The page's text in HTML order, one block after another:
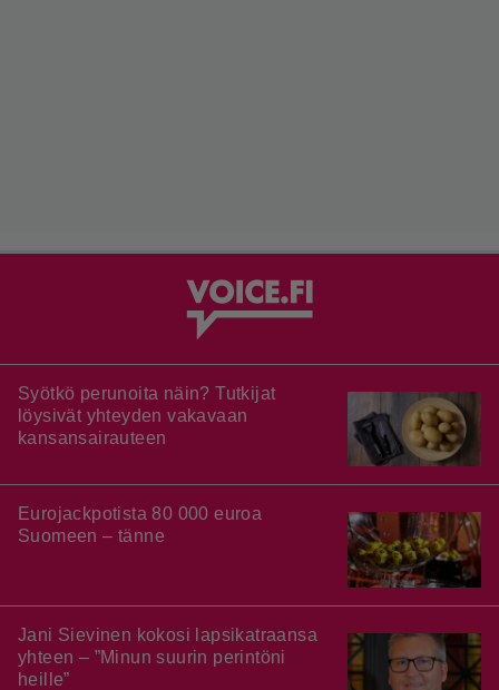
Syötkö perunoita näin? Tutkijat
löysivät yhteyden vakavaan
kansansairauteen
Eurojackpotista 80 000 euroa
Suomeen – tänne
Jani Sievinen kokosi lapsikatraansa
yhteen – ”Minun suurin perintöni
heille”